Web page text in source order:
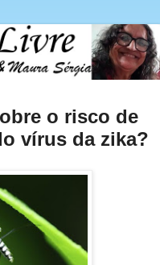
o risco de
vírus da zika?